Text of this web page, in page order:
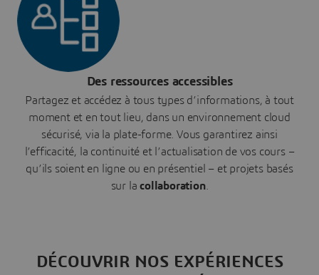
Des ressources accessibles
Partagez et accédez à tous types d’informations, à tout
moment et en tout lieu, dans un environnement cloud
sécurisé, via la plate-forme. Vous garantirez ainsi
l’efficacité, la continuité et l’actualisation de vos cours –
qu’ils soient en ligne ou en présentiel – et projets basés
sur lacollaboration.
DÉCOUVRIR NOS EXPÉRIENCES